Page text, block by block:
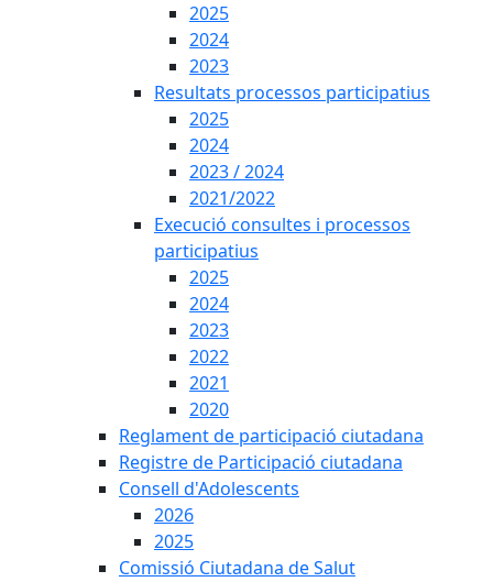
2025
2024
2023
Resultats processos participatius
2025
2024
2023 / 2024
2021/2022
Execució consultes i processos
participatius
2025
2024
2023
2022
2021
2020
Reglament de participació ciutadana
Registre de Participació ciutadana
Consell d'Adolescents
2026
2025
Comissió Ciutadana de Salut